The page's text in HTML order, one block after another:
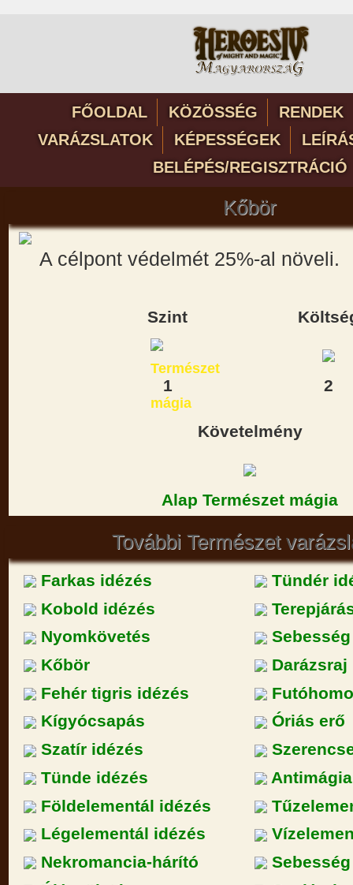
FŐOLDAL KÖZÖSSÉG
RENDEK
VARÁZSLATOK
KÉPESSÉGEK
BELÉPÉS/REGISZTRÁCIÓ
Kőbör
A célpont védelmét 25%-al növeli.
Szint
1 2
Követelmény
Alap Természet mágia
További Természet
Farkas idézés
Tündér
Kobold idézés
Nyomkövetés
Sebesség
Kőbör
Darázsraj
Fehér tigris idézés
Kígyócsapás
Óriás erő
Szatír idézés
Tünde idézés
Antimágia
Földelementál idézés
Légelementál idézés
Nekromancia-hárító